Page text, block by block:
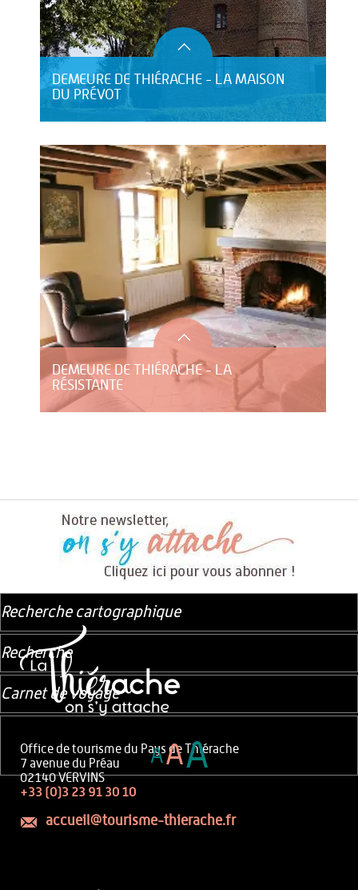
DEMEURE DE THIÉRACHE - LA MAISON
DU PRÉVOT
DEMEURE DE THIÉRACHE - LA
RÉSISTANTE
Office de tourisme du Pays de Thiérache
7 avenue du Préau
02140 VERVINS
+33 (0)3 23 91 30 10
accueil@tourisme-thierache.fr
Recherche cartographique
Recherche
Carnet de voyage
AAA